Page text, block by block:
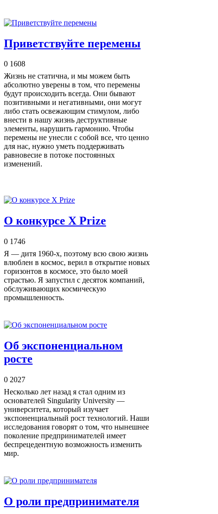
Приветствуйте перемены
0 1608
Жизнь не статична, и мы можем быть
абсолютно уверены в том, что перемены
будут происходить всегда. Они бывают
позитивными и негативными, они могут
либо стать освежающим стимулом, либо
внести в нашу жизнь деструктивные
элементы, нарушить гармонию. Чтобы
перемены не унесли с собой все, что ценно
для нас, нужно уметь поддерживать
равновесие в потоке постоянных
изменений.
О конкурсе X Prize
0 1746
Я — дитя 1960-х, поэтому всю свою жизнь
влюблен в космос, верил в открытие новых
горизонтов в космосе, это было моей
страстью. Я запустил с десяток компаний,
обслуживающих космическую
промышленность.
Об экспоненциальном
росте
0 2027
Несколько лет назад я стал одним из
основателей Singularity University —
университета, который изучает
экспоненциальный рост технологий. Наши
исследования говорят о том, что нынешнее
поколение предпринимателей имеет
беспрецедентную возможность изменить
мир.
О роли предпринимателя